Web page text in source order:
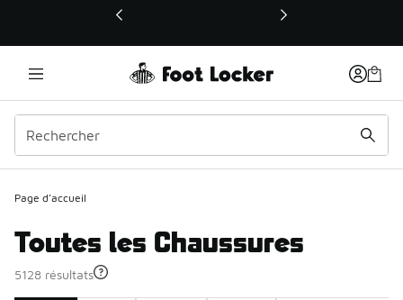
Ce lien ouvrira une nouvelle fenêtre
Page d'accueil
Toutes les Chaussures
5128 résultats